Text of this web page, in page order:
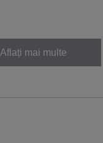
Aflați mai multe